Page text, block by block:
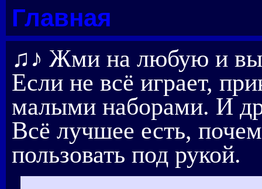
Главная
♫♪ Жми на любую и
Если не всё играет,
малыми наборами. И
Всё лучшее есть,
пользовать под рукой.